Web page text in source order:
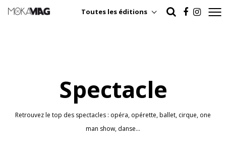
Toutes les éditions
Spectacle
Retrouvez le top des spectacles : opéra, opérette, ballet, cirque, one
man show, danse...